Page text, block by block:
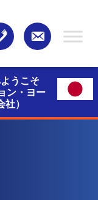
うこそ
ン・ヨー
）